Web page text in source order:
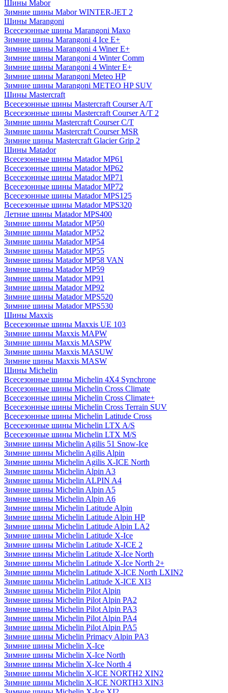
Шины Mabor
Зимние шины Mabor WINTER-JET 2
Шины Marangoni
Всесезонные шины Marangoni Maxo
Зимние шины Marangoni 4 Ice E+
Зимние шины Marangoni 4 Winer E+
Зимние шины Marangoni 4 Winter Comm
Зимние шины Marangoni 4 Winter E+
Зимние шины Marangoni Meteo HP
Зимние шины Marangoni METEO HP SUV
Шины Mastercraft
Всесезонные шины Mastercraft Courser A/T
Всесезонные шины Mastercraft Courser A/T 2
Зимние шины Mastercraft Courser C/T
Зимние шины Mastercraft Courser MSR
Зимние шины Mastercraft Glacier Grip 2
Шины Matador
Всесезонные шины Matador MP61
Всесезонные шины Matador MP62
Всесезонные шины Matador MP71
Всесезонные шины Matador MP72
Всесезонные шины Matador MPS125
Всесезонные шины Matador MPS320
Летние шины Matador MPS400
Зимние шины Matador MP50
Зимние шины Matador MP52
Зимние шины Matador MP54
Зимние шины Matador MP55
Зимние шины Matador MP58 VAN
Зимние шины Matador MP59
Зимние шины Matador MP91
Зимние шины Matador MP92
Зимние шины Matador MPS520
Зимние шины Matador MPS530
Шины Maxxis
Всесезонные шины Maxxis UE 103
Зимние шины Maxxis MAPW
Зимние шины Maxxis MASPW
Зимние шины Maxxis MASUW
Зимние шины Maxxis MASW
Шины Michelin
Всесезонные шины Michelin 4X4 Synchrone
Всесезонные шины Michelin Cross Climate
Всесезонные шины Michelin Cross Climate+
Всесезонные шины Michelin Cross Terrain SUV
Всесезонные шины Michelin Latitude Cross
Всесезонные шины Michelin LTX A/S
Всесезонные шины Michelin LTX M/S
Зимние шины Michelin Agilis 51 Snow-Ice
Зимние шины Michelin Agilis Alpin
Зимние шины Michelin Agilis X-ICE North
Зимние шины Michelin Alpin A3
Зимние шины Michelin ALPIN A4
Зимние шины Michelin Alpin A5
Зимние шины Michelin Alpin A6
Зимние шины Michelin Latitude Alpin
Зимние шины Michelin Latitude Alpin HP
Зимние шины Michelin Latitude Alpin LA2
Зимние шины Michelin Latitude X-Ice
Зимние шины Michelin Latitude X-ICE 2
Зимние шины Michelin Latitude X-Ice North
Зимние шины Michelin Latitude X-Ice North 2+
Зимние шины Michelin Latitude X-ICE North LXIN2
Зимние шины Michelin Latitude X-ICE XI3
Зимние шины Michelin Pilot Alpin
Зимние шины Michelin Pilot Alpin PA2
Зимние шины Michelin Pilot Alpin PA3
Зимние шины Michelin Pilot Alpin PA4
Зимние шины Michelin Pilot Alpin PA5
Зимние шины Michelin Primacy Alpin PA3
Зимние шины Michelin X-Ice
Зимние шины Michelin X-Ice North
Зимние шины Michelin X-Ice North 4
Зимние шины Michelin X-ICE NORTH2 XIN2
Зимние шины Michelin X-ICE NORTH3 XIN3